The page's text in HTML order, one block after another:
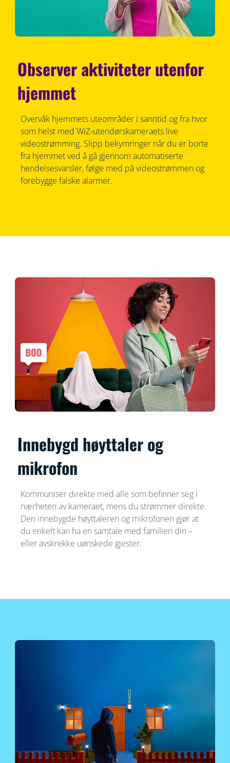
Observer aktiviteter utenfor
hjemmet
Overvåk hjemmets uteområder i sanntid og fra hvor
som helst med WiZ-utendørskameraets live
videostrømming. Slipp bekymringer når du er borte
fra hjemmet ved å gå gjennom automatiserte
hendelsesvarsler, følge med på videostrømmen og
forebygge falske alarmer.
Innebygd høyttaler og
mikrofon
Kommuniser direkte med alle som befinner seg i
nærheten av kameraet, mens du strømmer direkte.
Den innebygde høyttaleren og mikrofonen gjør at
du enkelt kan ha en samtale med familien din –
eller avskrekke uønskede gjester.